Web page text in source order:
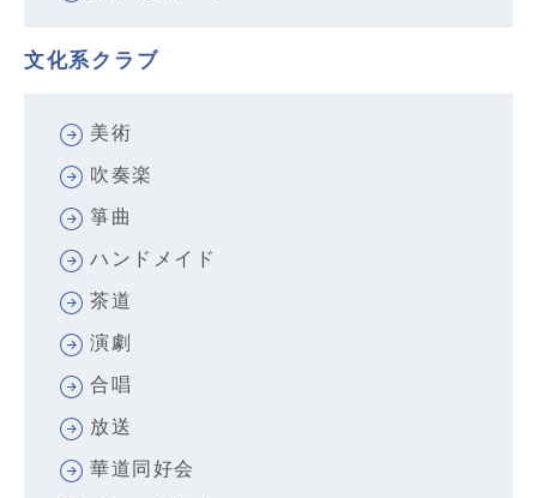
文化系クラブ
美術
吹奏楽
箏曲
ハンドメイド
茶道
演劇
合唱
放送
華道同好会